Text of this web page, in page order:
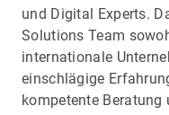
und Digital Experts.
Solutions Team
internationale
einschlägige
kompetente